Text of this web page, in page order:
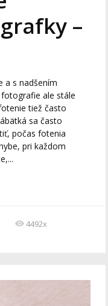
–
a s nadšením
ale stále
tiež často
sa často
počas fotenia
pri každom
4492x